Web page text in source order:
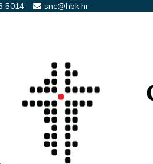
5014 snc@hbk.hr